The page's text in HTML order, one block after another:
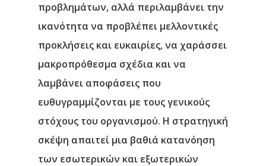
προβλημάτων, αλλά περιλαμβάνει την
ικανότητα να προβλέπει μελλοντικές
προκλήσεις και ευκαιρίες, να χαράσσει
μακροπρόθεσμα σχέδια και να
λαμβάνει αποφάσεις που
ευθυγραμμίζονται με τους γενικούς
στόχους του οργανισμού. Η στρατηγική
σκέψη απαιτεί μια βαθιά κατανόηση
των εσωτερικών και εξωτερικών